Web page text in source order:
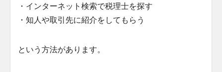
・インターネット検索で税理士を探す
・知人や取引先に紹介をしてもらう
という方法があります。